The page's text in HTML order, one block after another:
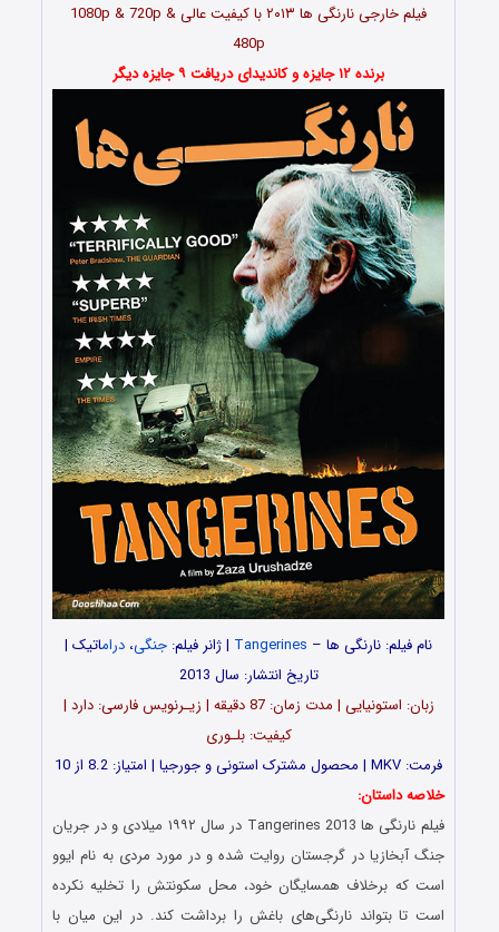
فیلم خارجی نارنگی ها ۲۰۱۳ با کیفیت عالی 1080p & 720p &
480p
برنده ۱۲ جایزه و کاندیدای دریافت ۹ جایزه دیگر
نام فیلم: نارنگی ها – Tangerines | ژانر فیلم: جنگی، دراماتیک |
تاریخ انتشار: سال 2013
زبان: استونیایی | مدت زمان: 87 دقیقه | زیـرنویس فارسی: دارد |
کیفیت: بلـوری
فرمت: MKV | محصول مشترک استونی و جورجیا | امتیاز: 8.2 از 10
خلاصه داستان:
فیلم نارنگی ها Tangerines 2013 در سال ۱۹۹۲ میلادی و در جریان
جنگ آبخازیا در گرجستان روایت شده و در مورد مردی به نام ایوو
است که برخلاف همسایگان خود، محل سکونتش را تخلیه نکرده
است تا بتواند نارنگی‌های باغش را برداشت کند. در این میان با